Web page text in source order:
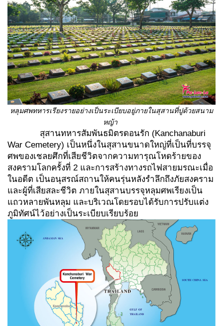
หลุมศพทหารเรียงรายอย่างเป็นระเบียบอยู่ภายในสุสานที่ปูด้วยสนาม
หญ้า
สุสานทหารสัมพันธมิตรดอนรัก (Kanchanaburi
War Cemetery) เป็นหนึ่งในสุสานขนาดใหญ่ที่เป็นที่บรรจุ
ศพของเชลยศึกที่เสียชีวิตจากความทารุณโหดร้ายของ
สงครามโลกครั้งที่ 2 และการสร้างทางรถไฟสายมรณะเมื่อ
ในอดีต เป็นอนุสรณ์สถานให้คนรุ่นหลังรำลึกถึงภัยสงคราม
และผู้ที่เสียสละชีวิต ภายในสุสานบรรจุหลุมศพเรียงเป็น
แถวหลายพันหลุม และบริเวณโดยรอบได้รับการปรับแต่ง
ภูมิทัศน์ไว้อย่างเป็นระเบียบเรียบร้อย